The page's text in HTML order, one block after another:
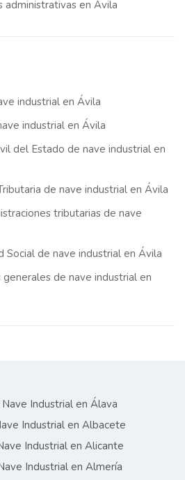
administrativas en Ávila
industrial en Ávila
industrial en Ávila
del Estado de nave industrial en
de nave industrial en Ávila
tributarias de nave
Social de nave industrial en Ávila
de nave industrial en
Industrial en Álava
Industrial en Albacete
Industrial en Alicante
Industrial en Almería